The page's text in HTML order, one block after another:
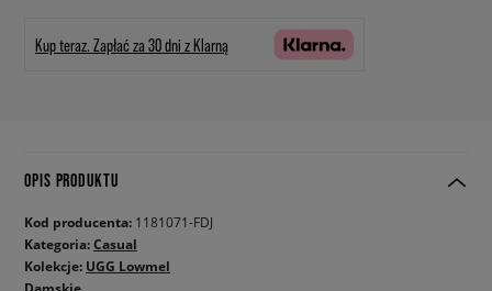
Kup teraz. Zapłać za 30 dni z Klarną
OPIS PRODUKTU
Kod producenta: 1181071-FDJ
Kategoria:Casual
Kolekcje: UGG Lowmel